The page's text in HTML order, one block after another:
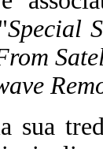
Special
sua